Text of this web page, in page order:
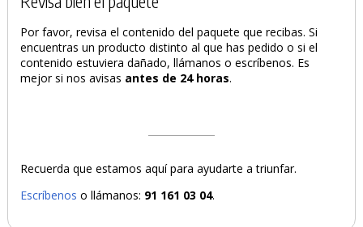
Por favor, revisa el contenido del paquete que recibas. Si
encuentras un producto distinto al que has pedido o si el
contenido estuviera dañado, llámanos o escríbenos. Es
mejor si nos avisas antes de 24 horas.
Recuerda que estamos aquí para ayudarte a triunfar.
Escríbenos o llámanos: 91 161 03 04.